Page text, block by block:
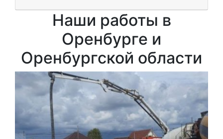
Наши работы в
Оренбурге и
Оренбургской области